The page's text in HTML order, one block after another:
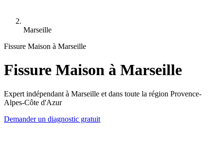
Marseille
Fissure Maison à Marseille
Fissure Maison à Marseille
Expert indépendant à Marseille et dans toute la région Provence-
Alpes-Côte d'Azur
Demander un diagnostic gratuit